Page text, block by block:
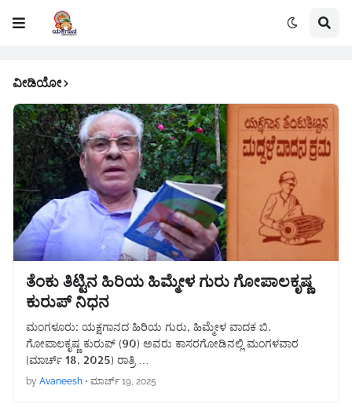
ವೀಡಿಯೋ
ತೆಂಕು ತಿಟ್ಟಿನ ಹಿರಿಯ ಹಿಮ್ಮೇಳ ಗುರು ಗೋಪಾಲಕೃಷ್ಣ
ಕುರುಪ್ ನಿಧನ
ಮಂಗಳೂರು: ಯಕ್ಷಗಾನದ ಹಿರಿಯ ಗುರು, ಹಿಮ್ಮೇಳ ವಾದಕ ಬಿ.
ಗೋಪಾಲಕೃಷ್ಣ ಕುರುಪ್ (90) ಅವರು ಕಾಸರಗೋಡಿನಲ್ಲಿ ಮಂಗಳವಾರ
(ಮಾರ್ಚ್‌ 18, 2025) ರಾತ್ರಿ …
by Avaneesh • ಮಾರ್ಚ್ 19, 2025